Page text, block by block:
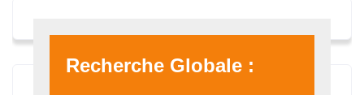
Recherche Globale :